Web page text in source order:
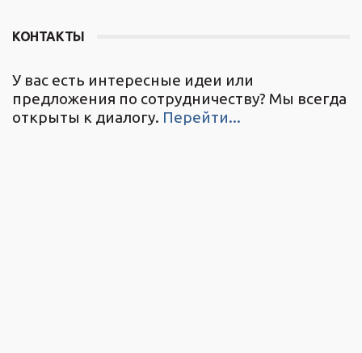
КОНТАКТЫ
У вас есть интересные идеи или
предложения по сотрудничеству? Мы всегда
открыты к диалогу. Перейти...